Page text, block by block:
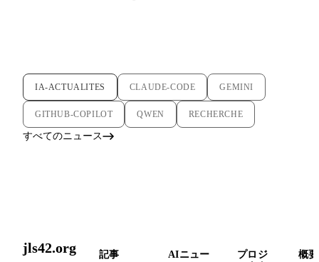
IA-ACTUALITES CLAUDE-CODE GEMINI
GITHUB-COPILOT QWEN RECHERCHE
すべてのニュース
jls42.org 記事
AIニュー
プロジ
概要